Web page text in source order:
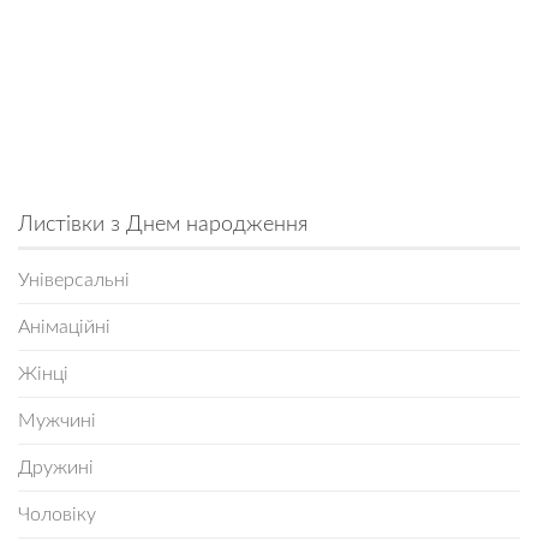
Листівки з Днем народження
Універсальні
Анімаційні
Жінці
Мужчині
Дружині
Чоловіку